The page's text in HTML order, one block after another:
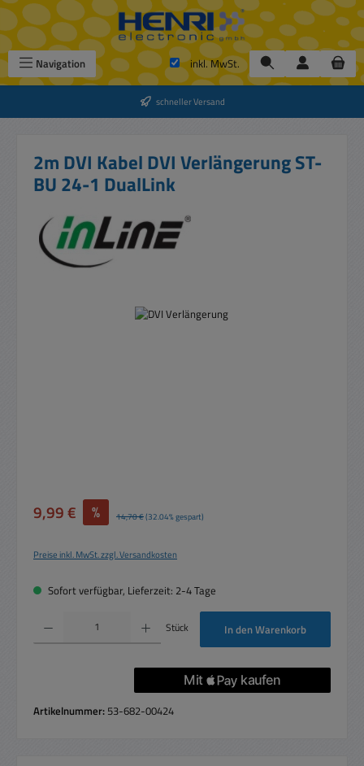
Zum Hauptinhalt springen
Navigation inkl. MwSt.
schneller Versand
2m DVI Kabel DVI Verlängerung ST-
BU 24-1 DualLink
Bildergalerie überspringen
Verkaufspreis:
9,99 € % Regulärer Preis:
14,70 €(32.04% gespart)
Preise inkl. MwSt. zzgl. Versandkosten
Sofort verfügbar, Lieferzeit: 2-4 Tage
Produkt Anzahl: Gib den gewünschten Wert ein oder benutze die Schaltflächen um
Stück In den Warenkorb
Artikelnummer: 53-682-00424